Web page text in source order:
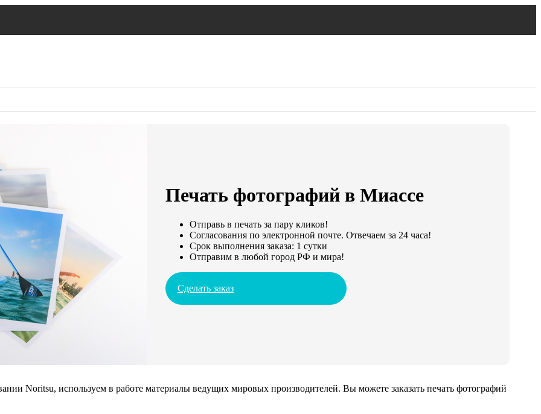
Печать фотографий в Миассе
Отправь в печать за пару кликов!
Согласования по электронной почте. Отвечаем за 24 часа!
Срок выполнения заказа: 1 сутки
Отправим в любой город РФ и мира!
Сделать заказ
Noritsu, используем в работе материалы ведущих мировых производителей. Вы можете заказать печать фотографий